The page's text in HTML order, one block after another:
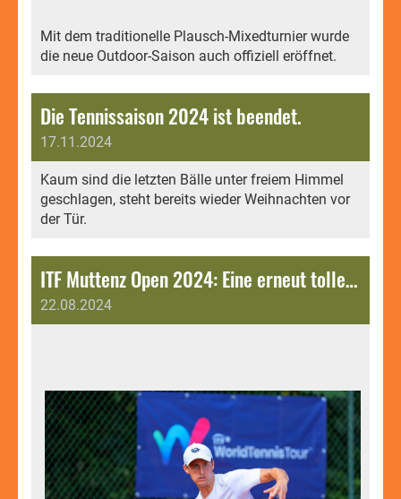
Mit dem traditionelle Plausch-Mixedturnier wurde
die neue Outdoor-Saison auch offiziell eröffnet.
Die Tennissaison 2024 ist beendet.
17.11.2024
Kaum sind die letzten Bälle unter freiem Himmel
geschlagen, steht bereits wieder Weihnachten vor
der Tür.
ITF Muttenz Open 2024: Eine erneut tolle Turnierwoche auf unserer Clubanlage.
22.08.2024